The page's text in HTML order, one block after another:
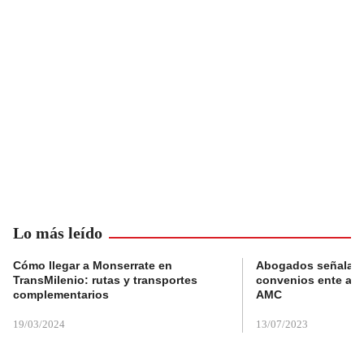
Lo más leído
Cómo llegar a Monserrate en
TransMilenio: rutas y transportes
complementarios
19/03/2024
Abogados
convenios ente
AMC
13/07/2023